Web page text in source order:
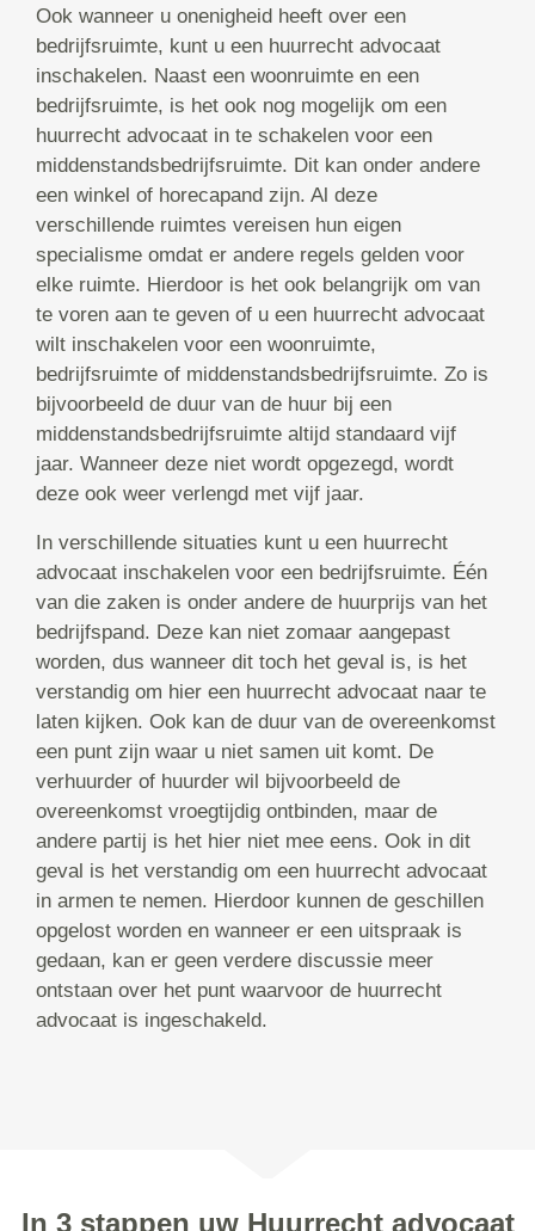
Ook wanneer u onenigheid heeft over een
bedrijfsruimte, kunt u een huurrecht advocaat
inschakelen. Naast een woonruimte en een
bedrijfsruimte, is het ook nog mogelijk om een
huurrecht advocaat in te schakelen voor een
middenstandsbedrijfsruimte. Dit kan onder andere
een winkel of horecapand zijn. Al deze
verschillende ruimtes vereisen hun eigen
specialisme omdat er andere regels gelden voor
elke ruimte. Hierdoor is het ook belangrijk om van
te voren aan te geven of u een huurrecht advocaat
wilt inschakelen voor een woonruimte,
bedrijfsruimte of middenstandsbedrijfsruimte. Zo is
bijvoorbeeld de duur van de huur bij een
middenstandsbedrijfsruimte altijd standaard vijf
jaar. Wanneer deze niet wordt opgezegd, wordt
deze ook weer verlengd met vijf jaar.
In verschillende situaties kunt u een huurrecht
advocaat inschakelen voor een bedrijfsruimte. Één
van die zaken is onder andere de huurprijs van het
bedrijfspand. Deze kan niet zomaar aangepast
worden, dus wanneer dit toch het geval is, is het
verstandig om hier een huurrecht advocaat naar te
laten kijken. Ook kan de duur van de overeenkomst
een punt zijn waar u niet samen uit komt. De
verhuurder of huurder wil bijvoorbeeld de
overeenkomst vroegtijdig ontbinden, maar de
andere partij is het hier niet mee eens. Ook in dit
geval is het verstandig om een huurrecht advocaat
in armen te nemen. Hierdoor kunnen de geschillen
opgelost worden en wanneer er een uitspraak is
gedaan, kan er geen verdere discussie meer
ontstaan over het punt waarvoor de huurrecht
advocaat is ingeschakeld.
In 3 stappen uw Huurrecht advocaat